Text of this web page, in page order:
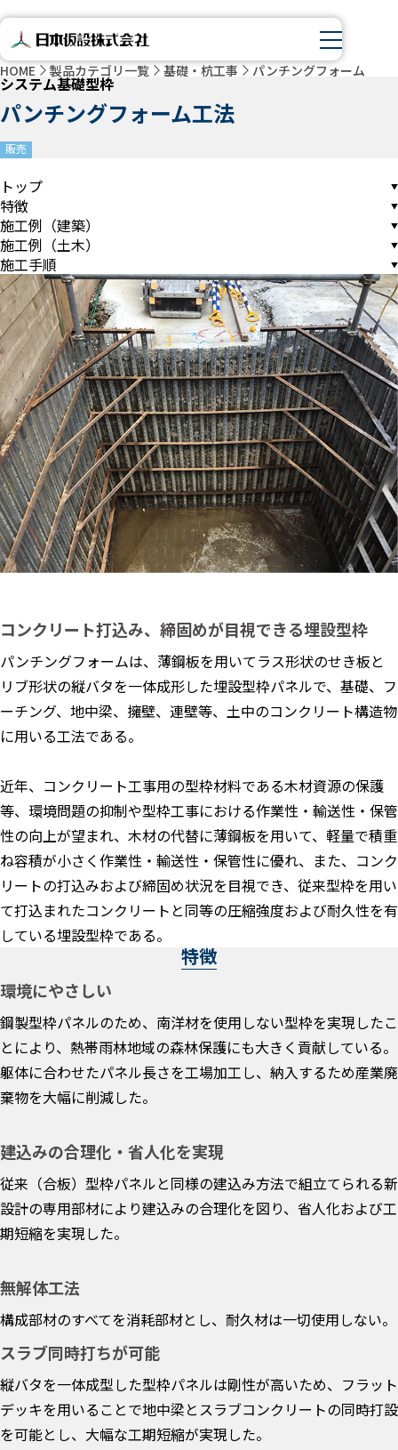
HOME 製品カテゴリ一覧 基礎・杭工事 パンチングフォーム
システム基礎型枠
パンチングフォーム工法
販売
トップ
特徴
施工例（建築）
施工例（土木）
施工手順
コンクリート打込み、締固めが目視できる埋設型枠
パンチングフォームは、薄鋼板を用いてラス形状のせき板と
リブ形状の縦バタを一体成形した埋設型枠パネルで、基礎、フ
ーチング、地中梁、擁壁、連壁等、土中のコンクリート構造物
に用いる工法である。
近年、コンクリート工事用の型枠材料である木材資源の保護
等、環境問題の抑制や型枠工事における作業性・輸送性・保管
性の向上が望まれ、木材の代替に薄鋼板を用いて、軽量で積重
ね容積が小さく作業性・輸送性・保管性に優れ、また、コンク
リートの打込みおよび締固め状況を目視でき、従来型枠を用い
て打込まれたコンクリートと同等の圧縮強度および耐久性を有
している埋設型枠である。
特徴
環境にやさしい
鋼製型枠パネルのため、南洋材を使用しない型枠を実現したこ
とにより、熱帯雨林地域の森林保護にも大きく貢献している。
躯体に合わせたパネル長さを工場加工し、納入するため産業廃
棄物を大幅に削減した。
建込みの合理化・省人化を実現
従来（合板）型枠パネルと同様の建込み方法で組立てられる新
設計の専用部材により建込みの合理化を図り、省人化および工
期短縮を実現した。
無解体工法
構成部材のすべてを消耗部材とし、耐久材は一切使用しない。
スラブ同時打ちが可能
縦バタを一体成型した型枠パネルは剛性が高いため、フラット
デッキを用いることで地中梁とスラブコンクリートの同時打設
を可能とし、大幅な工期短縮が実現した。